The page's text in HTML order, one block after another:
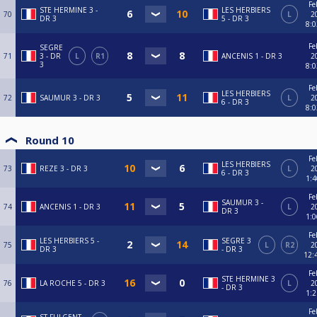
70
STE HERMINE 3 -
DR 3
LES HERBIERS
5 - DR 3
L
71
SEGRE
3 - DR
3
L R1 ANCENIS 1 - DR 3
72 SAUMUR 3 - DR 3
LES HERBIERS
6 - DR 3
L
Round 10
73 REZE 3 - DR 3
LES HERBIERS
6 - DR 3
L
74 ANCENIS 1 - DR 3
SAUMUR 3 -
DR 3
L
75
LES HERBIERS 5 -
DR 3
SEGRE 3
- DR 3
L R2
76 LA ROCHE 5 - DR 3
STE HERMINE 3
- DR 3
L